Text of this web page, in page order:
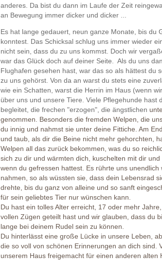
anderes. Da bist du dann im Laufe der Zeit
an Bewegung immer dicker und dicker ...
Es hat lange gedauert, neun ganze Monate, bis du
konntest. Das Schicksal schlug uns immer wieder
nicht sein, dass du zu uns kommst. Doch wir
war das Glück doch auf deiner Seite. Als du uns
Flughafen gesehen hast, war das so als hättest du
zu uns gehörst. Von da an warst du stets eine
wie ein Schatten, warst die Herrin im Haus (wenn
über uns und unsere Tiere. Viele Pflegehunde hast
begleitet, die frechen "erzogen", die ängstlichen
genommen. Besonders die fremden Welpen, die
du innig und nahmst sie unter deine Fittiche. Am
und taub, als dir die Beine nicht mehr gehorchten,
Welpen all das zurück bekommen, was du so
sich zu dir und wärmten dich, kuschelten mit dir
wenn du gefressen hattest. Es rührte uns unendlich
nahmen, so als wüssten sie, dass dein Lebensrad
drehte, bis du ganz von alleine und so sanft
für sein geliebtes Tier nur wünschen kann.
Du hast ein tolles Alter erreicht, 17 oder mehr
vollen Zügen geteilt hast und wir glauben, dass du
lange bei deinem Rudel sein zu können.
Du hinterlässt eine große Lücke in unsere Leben,
die so voll von schönen Erinnerungen an dich sind.
unserem Haus freigemacht für einen anderen alten